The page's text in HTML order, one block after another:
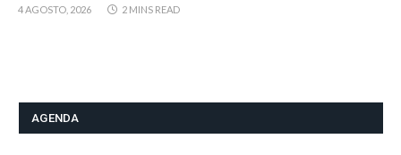
4 AGOSTO, 2026 2 MINS READ
AGENDA